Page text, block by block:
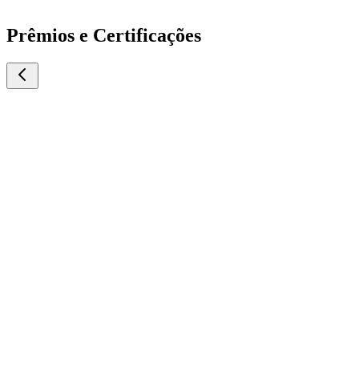
Prêmios e Certificações